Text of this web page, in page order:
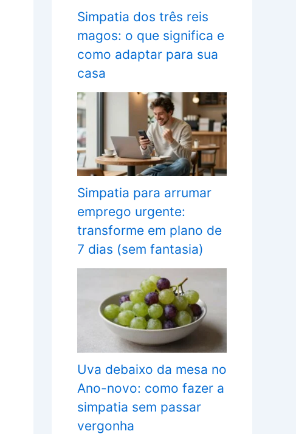
Simpatia dos três reis
magos: o que significa e
como adaptar para sua
casa
Simpatia para arrumar
emprego urgente:
transforme em plano de
7 dias (sem fantasia)
Uva debaixo da mesa no
Ano-novo: como fazer a
simpatia sem passar
vergonha